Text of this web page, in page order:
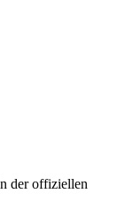
der offiziellen